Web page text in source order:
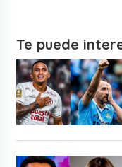
Te puede